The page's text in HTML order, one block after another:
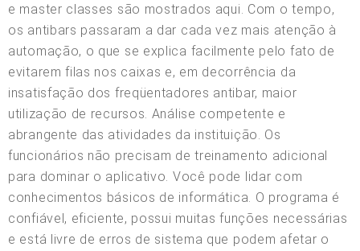
e master classes são mostrados aqui. Com o tempo,
os antibars passaram a dar cada vez mais atenção à
automação, o que se explica facilmente pelo fato de
evitarem filas nos caixas e, em decorrência da
insatisfação dos freqüentadores antibar, maior
utilização de recursos. Análise competente e
abrangente das atividades da instituição. Os
funcionários não precisam de treinamento adicional
para dominar o aplicativo. Você pode lidar com
conhecimentos básicos de informática. O programa é
confiável, eficiente, possui muitas funções necessárias
e está livre de erros de sistema que podem afetar o